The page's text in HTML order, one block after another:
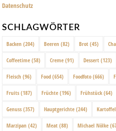
Datenschutz
SCHLAGWÖRTER
Backen (204) Beeren (82) Brot (45)
Coffeetime (58) Creme (91) Dessert (123)
Fleisch (96) Food (654) Foodfoto (666)
Fruits (187) Früchte (196) Frühstück (64)
Genuss (357) Hauptgerichte (244)
Marzipan (42) Meat (88) Michael Nölke